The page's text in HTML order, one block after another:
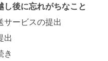
し後に忘れがちなこと
サービスの提出
出
き